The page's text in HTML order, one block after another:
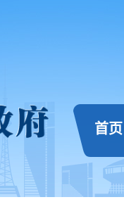
首页